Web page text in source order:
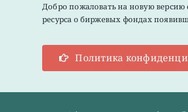
Добро пожаловать на новую версию
ресурса о биржевых фондах
Политика